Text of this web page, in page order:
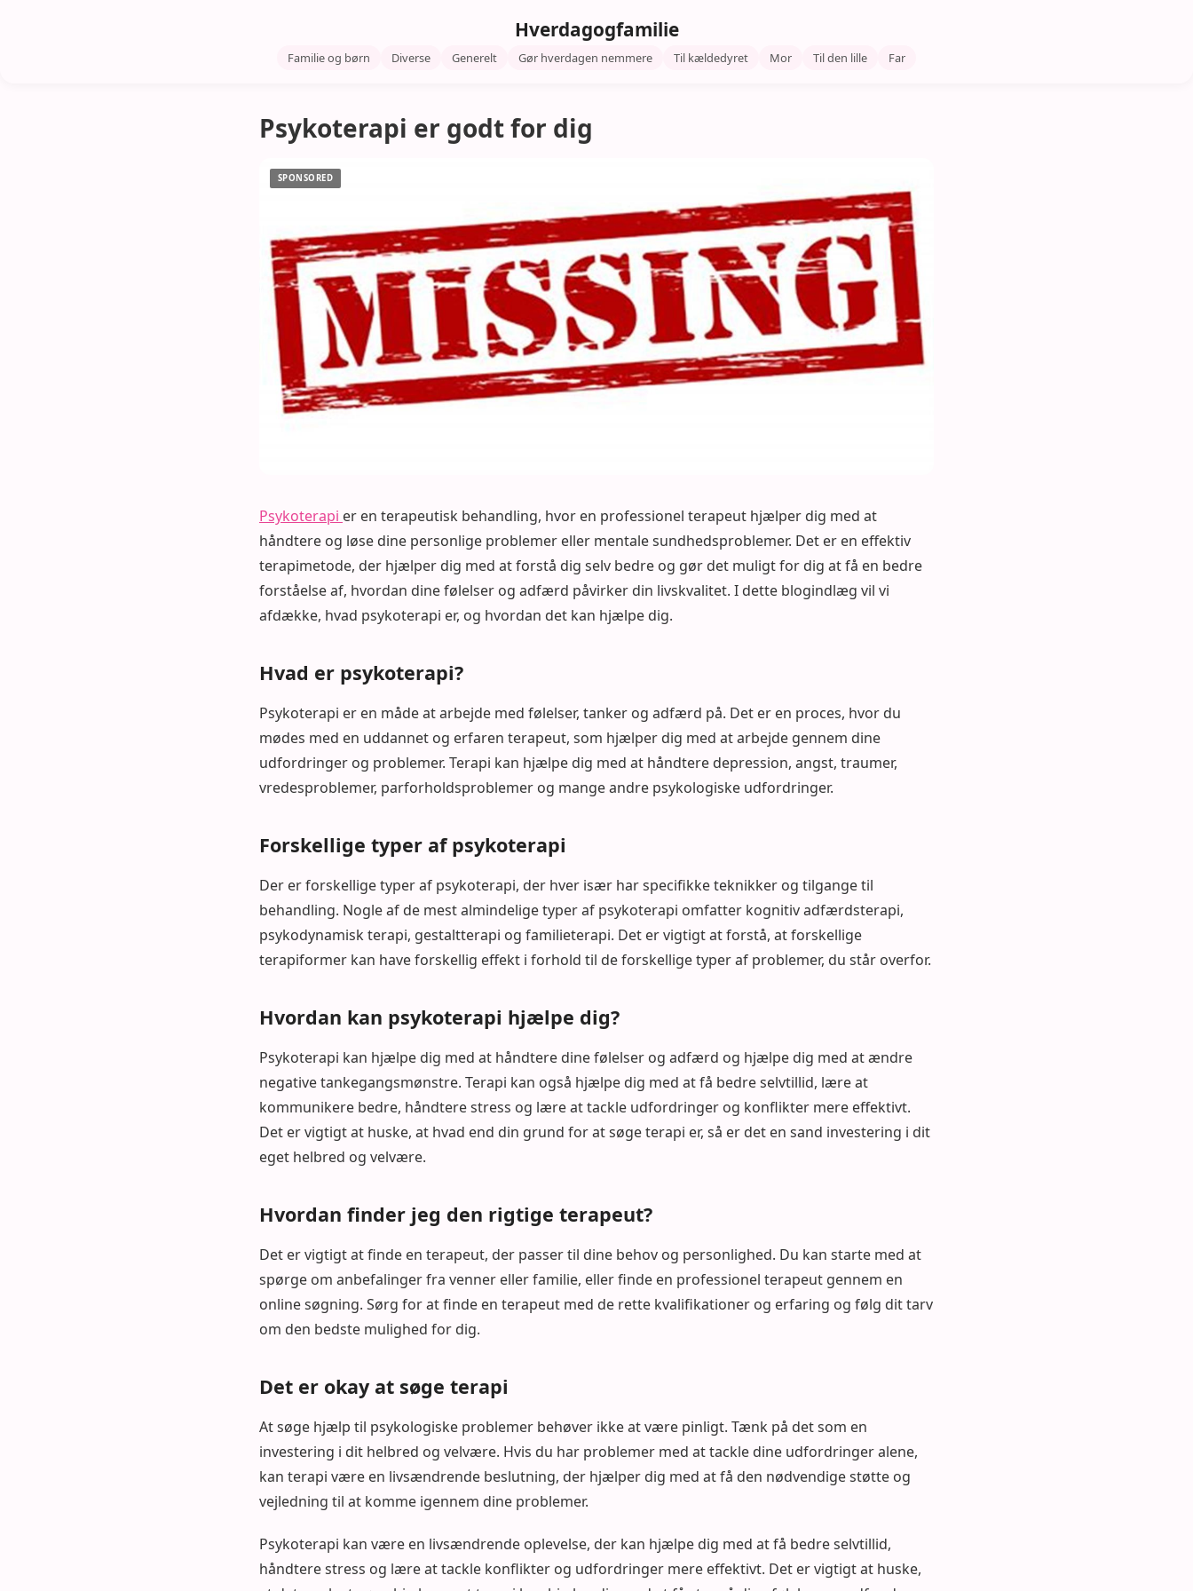
Hverdagogfamilie
Familie og børn Diverse Generelt Gør hverdagen nemmere Til kældedyret Mor Til den lille Far
Psykoterapi er godt for dig
Psykoterapi er en terapeutisk behandling, hvor en professionel terapeut hjælper dig med at
håndtere og løse dine personlige problemer eller mentale sundhedsproblemer. Det er en effektiv
terapimetode, der hjælper dig med at forstå dig selv bedre og gør det muligt for dig at få en bedre
forståelse af, hvordan dine følelser og adfærd påvirker din livskvalitet. I dette blogindlæg vil vi
afdække, hvad psykoterapi er, og hvordan det kan hjælpe dig.
Hvad er psykoterapi?
Psykoterapi er en måde at arbejde med følelser, tanker og adfærd på. Det er en proces, hvor du
mødes med en uddannet og erfaren terapeut, som hjælper dig med at arbejde gennem dine
udfordringer og problemer. Terapi kan hjælpe dig med at håndtere depression, angst, traumer,
vredesproblemer, parforholdsproblemer og mange andre psykologiske udfordringer.
Forskellige typer af psykoterapi
Der er forskellige typer af psykoterapi, der hver især har specifikke teknikker og tilgange til
behandling. Nogle af de mest almindelige typer af psykoterapi omfatter kognitiv adfærdsterapi,
psykodynamisk terapi, gestaltterapi og familieterapi. Det er vigtigt at forstå, at forskellige
terapiformer kan have forskellig effekt i forhold til de forskellige typer af problemer, du står overfor.
Hvordan kan psykoterapi hjælpe dig?
Psykoterapi kan hjælpe dig med at håndtere dine følelser og adfærd og hjælpe dig med at ændre
negative tankegangsmønstre. Terapi kan også hjælpe dig med at få bedre selvtillid, lære at
kommunikere bedre, håndtere stress og lære at tackle udfordringer og konflikter mere effektivt.
Det er vigtigt at huske, at hvad end din grund for at søge terapi er, så er det en sand investering i dit
eget helbred og velvære.
Hvordan finder jeg den rigtige terapeut?
Det er vigtigt at finde en terapeut, der passer til dine behov og personlighed. Du kan starte med at
spørge om anbefalinger fra venner eller familie, eller finde en professionel terapeut gennem en
online søgning. Sørg for at finde en terapeut med de rette kvalifikationer og erfaring og følg dit tarv
om den bedste mulighed for dig.
Det er okay at søge terapi
At søge hjælp til psykologiske problemer behøver ikke at være pinligt. Tænk på det som en
investering i dit helbred og velvære. Hvis du har problemer med at tackle dine udfordringer alene,
kan terapi være en livsændrende beslutning, der hjælper dig med at få den nødvendige støtte og
vejledning til at komme igennem dine problemer.
Psykoterapi kan være en livsændrende oplevelse, der kan hjælpe dig med at få bedre selvtillid,
håndtere stress og lære at tackle konflikter og udfordringer mere effektivt. Det er vigtigt at huske,